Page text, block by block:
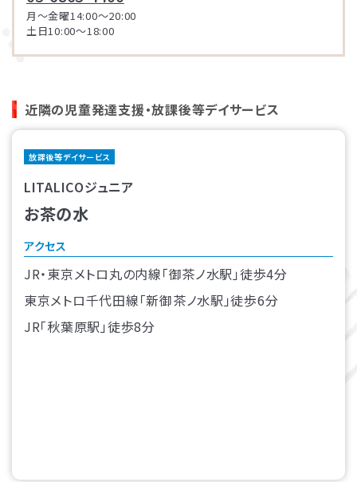
月～金曜14:00～20:00
土日10:00～18:00
近隣の児童発達支援・放課後等デイサービス
放課後等デイサービス
LITALICOジュニア
お茶の水
アクセス
JR・東京メトロ丸の内線「御茶ノ水駅」徒歩4分
東京メトロ千代田線「新御茶ノ水駅」徒歩6分
JR「秋葉原駅」徒歩8分